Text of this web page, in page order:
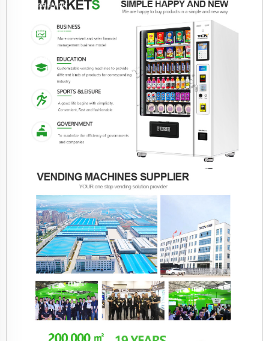
yazmaq istədiyiniz
avtomobilin adını